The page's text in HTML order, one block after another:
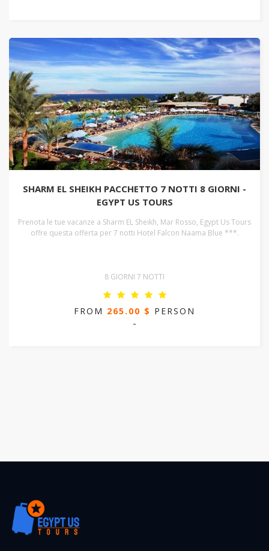
SHARM EL SHEIKH PACCHETTO 7 NOTTI 8 GIORNI -
EGYPT US TOURS
Prenota le tue vacanze a Sharm EL Sheikh, Mar Rosso, Egypt Us Tours
offre questa offerta per 7 notti Hotel Falcon Naama Blue ***.
8 GIORNI 7 NOTTI
FROM 265.00 $ PERSON
-